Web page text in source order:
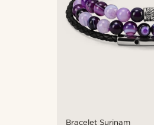
Bracelet Surinam